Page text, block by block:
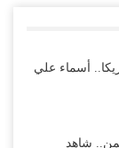
أسماء علي
شاهد